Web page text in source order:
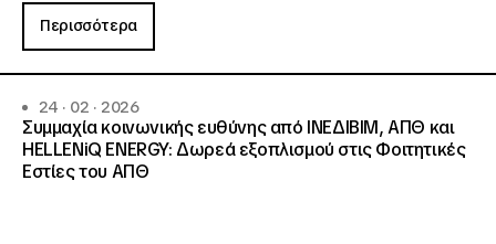
Περισσότερα
24 · 02 · 2026
Συμμαχία κοινωνικής ευθύνης από ΙΝΕΔΙΒΙΜ, ΑΠΘ και
HELLENiQ ENERGY: Δωρεά εξοπλισμού στις Φοιτητικές
Εστίες του ΑΠΘ